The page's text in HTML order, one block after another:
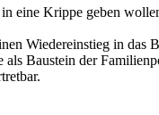
eine Krippe geben
Wiedereinstieg in das
Baustein der